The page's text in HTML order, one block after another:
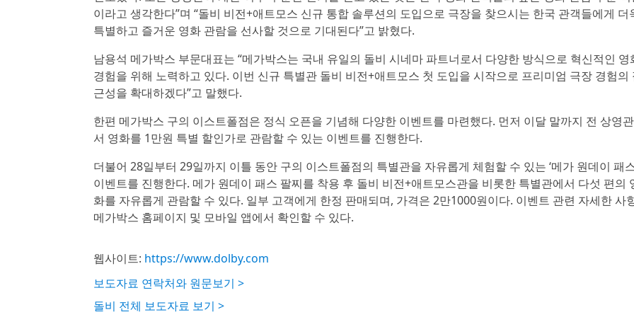
이라고 생각한다”며 “돌비 비전+애트모스 신규 통합 솔루션의 도입으로 극장을 찾으시는 한국 관객들에게 더
특별하고 즐거운 영화 관람을 선사할 것으로 기대된다”고 밝혔다.
남용석 메가박스 부문대표는 “메가박스는 국내 유일의 돌비 시네마 파트너로서 다양한 방식으로 혁신적인 영
경험을 위해 노력하고 있다. 이번 신규 특별관 돌비 비전+애트모스 첫 도입을 시작으로 프리미엄 극장 경험의
근성을 확대하겠다”고 말했다.
한편 메가박스 구의 이스트폴점은 정식 오픈을 기념해 다양한 이벤트를 마련했다. 먼저 이달 말까지 전 상영
서 영화를 1만원 특별 할인가로 관람할 수 있는 이벤트를 진행한다.
더불어 28일부터 29일까지 이틀 동안 구의 이스트폴점의 특별관을 자유롭게 체험할 수 있는 ‘메가 원데이 패
이벤트를 진행한다. 메가 원데이 패스 팔찌를 착용 후 돌비 비전+애트모스관을 비롯한 특별관에서 다섯 편의
화를 자유롭게 관람할 수 있다. 일부 고객에게 한정 판매되며, 가격은 2만1000원이다. 이벤트 관련 자세한 사
메가박스 홈페이지 및 모바일 앱에서 확인할 수 있다.
웹사이트: https://www.dolby.com
보도자료 연락처와 원문보기 >
돌비 전체 보도자료 보기 >